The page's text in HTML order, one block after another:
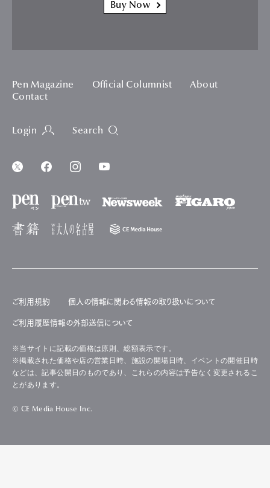
Buy Now
Pen Magazine Official Columnist
About
Contact
Login Search
ご利用規約 個人の情報に関わる情報の取り扱いについて
ご利用履歴情報の外部送信について
※当サイトに記載の価格は原則、総額表示です。
※掲載された価格や店の営業日時、施設の開場日時、イベントの開催日時
などは、記事公開日のものであり、これらの内容は予告なく変更されるこ
とがあります。
© CE Media House Inc.